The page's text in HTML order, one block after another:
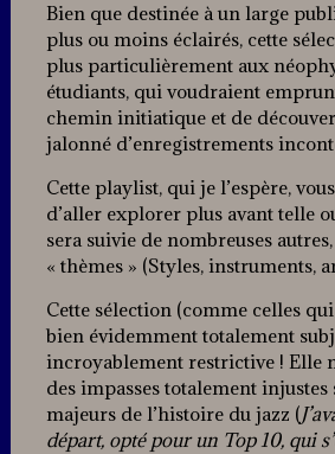
Bien que destinée à un large
plus ou moins éclairés, cette
plus particulièrement aux
étudiants, qui voudraient
chemin initiatique et de
jalonné d’enregistrements
Cette playlist, qui je l’espère,
d’aller explorer plus avant telle
sera suivie de nombreuses
« thèmes » (Styles, instruments,
Cette sélection (comme celles
bien évidemment totalement
incroyablement restrictive ! Elle
des impasses totalement injustes
majeurs de l’histoire du jazz (
départ, opté pour un Top 10, qui